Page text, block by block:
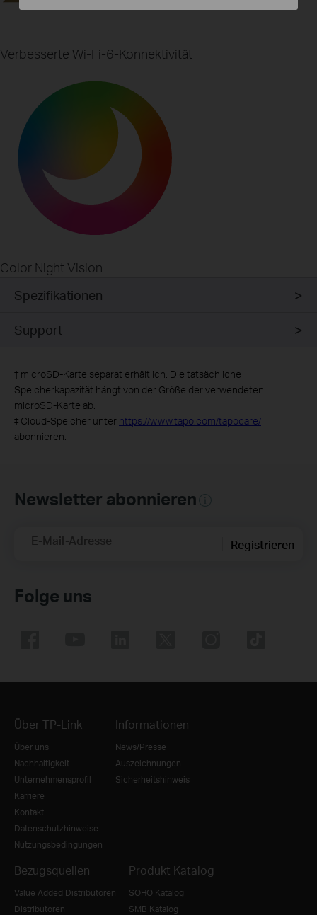
Verbesserte Wi-Fi-6-Konnektivität
Color Night Vision
Spezifikationen
Support
† microSD-Karte separat erhältlich. Die tatsächliche
Speicherkapazität hängt von der Größe der verwendeten
microSD-Karte ab.
‡ Cloud-Speicher unter https://www.tapo.com/tapocare/
abonnieren.
Newsletter abonnieren
E-Mail-Adresse Registrieren
Folge uns
Über TP-Link
Über uns
Nachhaltigkeit
Unternehmensprofil
Karriere
Kontakt
Datenschutzhinweise
Nutzungsbedingungen
Informationen
News/Presse
Auszeichnungen
Sicherheitshinweis
Bezugsquellen
Value Added Distributoren
Distributoren
Produkt Katalog
SOHO Katalog
SMB Katalog